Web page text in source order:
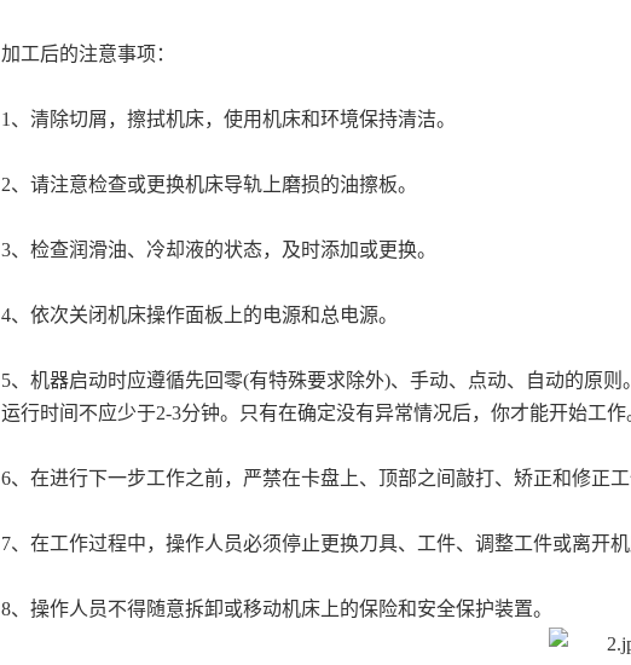
加工后的注意事项：
1、清除切屑，擦拭机床，使用机床和环境保持清洁。
2、请注意检查或更换机床导轨上磨损的油擦板。
3、检查润滑油、冷却液的状态，及时添加或更换。
4、依次关闭机床操作面板上的电源和总电源。
5、机器启动时应遵循先回零(有特殊要求除外)、手动、点动、自动的原
运行时间不应少于2-3分钟。只有在确定没有异常情况后，你才能开始工作
6、在进行下一步工作之前，严禁在卡盘上、顶部之间敲打、矫正和修正
7、在工作过程中，操作人员必须停止更换刀具、工件、调整工件或离开机
8、操作人员不得随意拆卸或移动机床上的保险和安全保护装置。